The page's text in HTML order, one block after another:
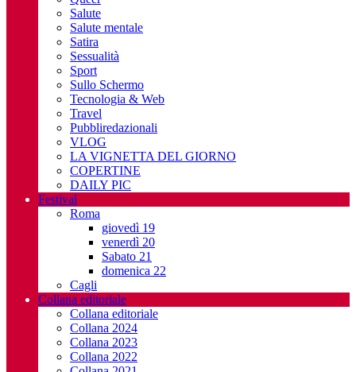
Salute
Salute mentale
Satira
Sessualità
Sport
Sullo Schermo
Tecnologia & Web
Travel
Pubbliredazionali
VLOG
LA VIGNETTA DEL GIORNO
COPERTINE
DAILY PIC
Festival
Roma
giovedì 19
venerdì 20
Sabato 21
domenica 22
Cagli
Collana editoriale
Collana editoriale
Collana 2024
Collana 2023
Collana 2022